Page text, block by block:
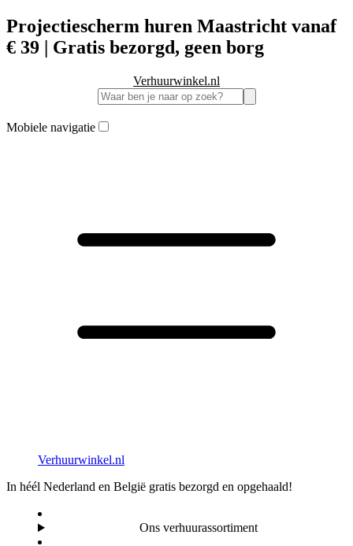
Projectiescherm huren Maastricht vanaf
€ 39 | Gratis bezorgd, geen borg
Verhuurwinkel.nl
Mobiele navigatie
Verhuurwinkel.nl
In héél Nederland en België gratis bezorgd en opgehaald!
Ons verhuurassortiment